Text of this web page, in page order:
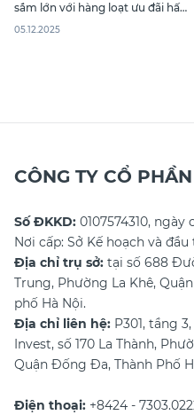
sắm lớn với hàng loạt ưu đãi hấp
dẫn. Hãy cùng CANIFA săn sale
05.12.2025
CÔNG TY CỔ
Số ĐKKD: 0107574310, ngày
Nơi cấp: Sở Kế hoạch và
Địa chỉ trụ sở: tại số 688
Trung, Phường La Khê,
phố Hà Nội.
Địa chỉ liên hệ: P301, tầng
Invest, số 170 La Thành,
Quận Đống Đa, Thành Phố
Điện thoại: +8424 -